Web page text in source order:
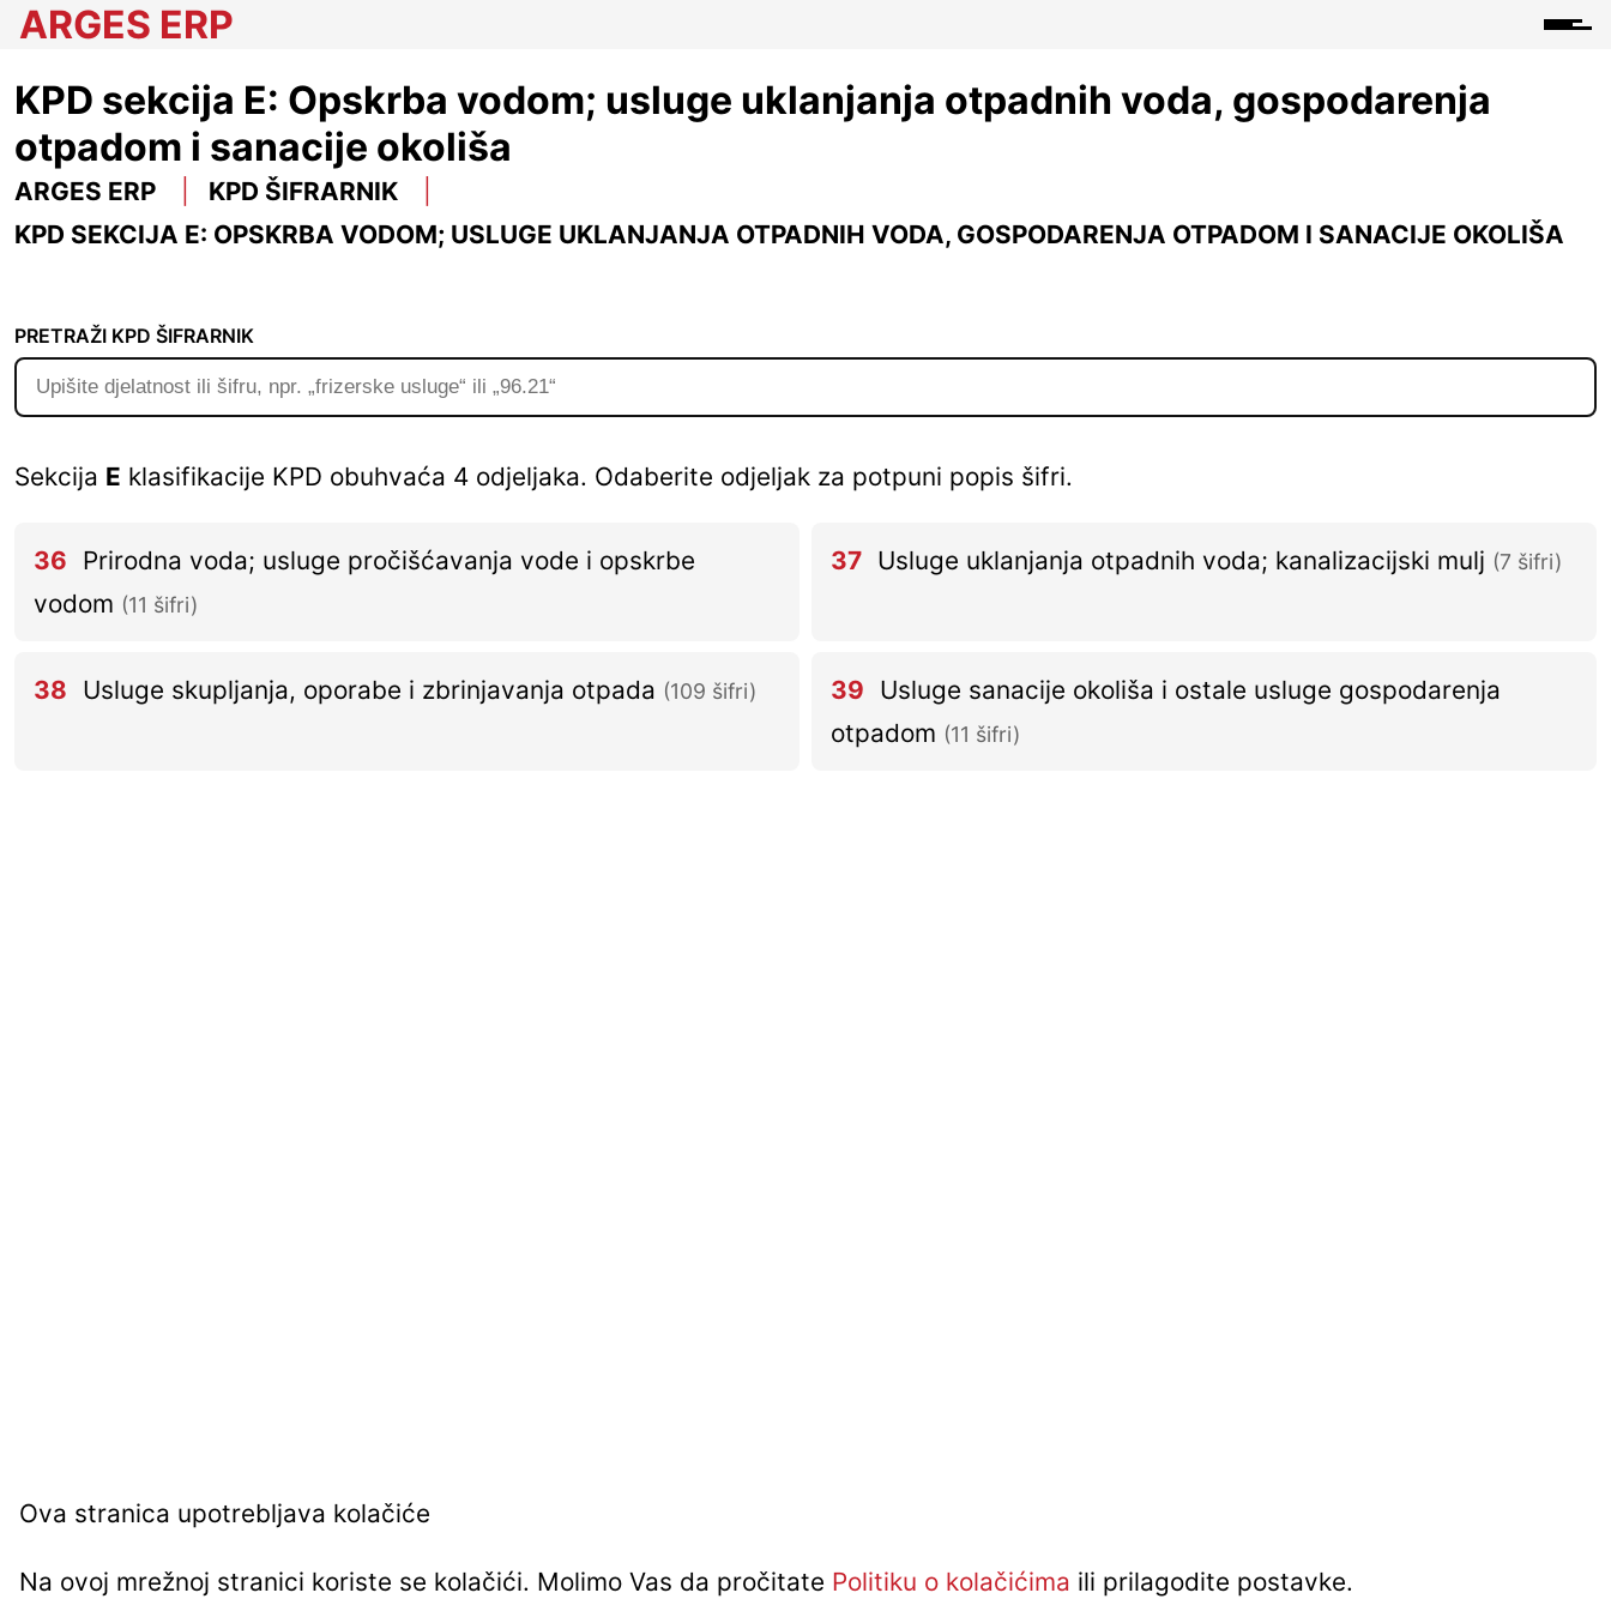
ARGES ERP
KPD sekcija E: Opskrba vodom; usluge uklanjanja otpadnih voda, gospodarenja
otpadom i sanacije okoliša
ARGES ERP
KPD ŠIFRARNIK
KPD SEKCIJA E: OPSKRBA VODOM; USLUGE UKLANJANJA OTPADNIH VODA, GOSPODARENJA OTPADOM I SANACIJE OKOLIŠA
PRETRAŽI KPD ŠIFRARNIK
Sekcija E klasifikacije KPD obuhvaća 4 odjeljaka. Odaberite odjeljak za potpuni popis šifri.
36 Prirodna voda; usluge pročišćavanja vode i opskrbe
vodom (11 šifri)
37 Usluge uklanjanja otpadnih voda; kanalizacijski mulj (7 šifri)
38 Usluge skupljanja, oporabe i zbrinjavanja otpada (109 šifri) 39 Usluge sanacije okoliša i ostale usluge gospodarenja
otpadom (11 šifri)
Ova stranica upotrebljava kolačiće
Na ovoj mrežnoj stranici koriste se kolačići. Molimo Vas da pročitate Politiku o kolačićima ili prilagodite postavke.